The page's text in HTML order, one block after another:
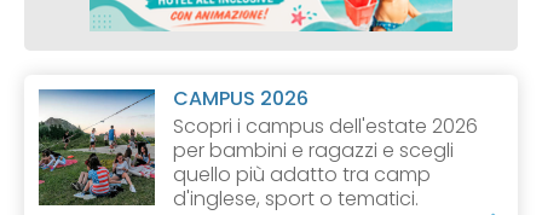
CAMPUS 2026
Scopri i campus dell'estate 2026
per bambini e ragazzi e scegli
quello più adatto tra camp
d'inglese, sport o tematici.